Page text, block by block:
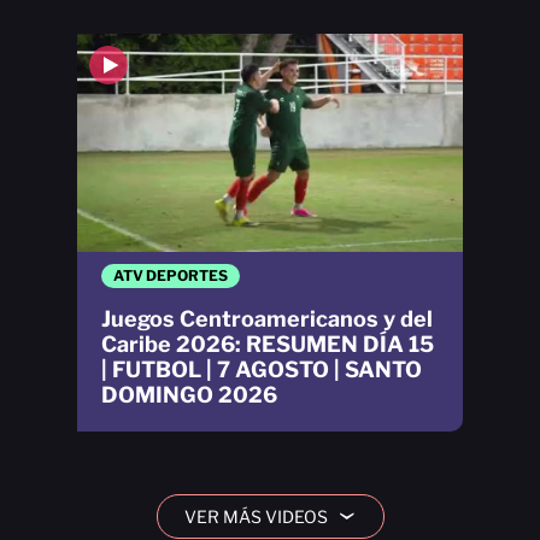
ATV DEPORTES
Juegos Centroamericanos y del
Caribe 2026: RESUMEN DÍA 15
| FUTBOL | 7 AGOSTO | SANTO
DOMINGO 2026
VER MÁS VIDEOS ›